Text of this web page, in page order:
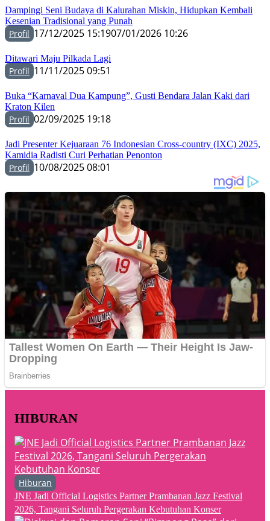
Dampingi Seni Budaya di Kalurahan Miskin, Hidupkan Kembali
Kesenian Tradisional yang Punah
Profil 17/12/2025 15:1907/01/2026 10:26
Ditawari Maju Pilkada Lagi
Profil 11/11/2025 09:51
Buka “Karnaval Dua Kampung”, Gusti Bendara Jalan Kaki dari
Kraton Kilen
Profil 02/09/2025 19:18
Jadi Presenter Kejuaraan 76 Indonesian Cross-country (IXC) 2025,
Kamidia Radisti Curi Perhatian Penonton
Profil 10/08/2025 08:01
HIBURAN
Hiburan
JNE Jadi Official Logistics Partner Prambanan Jazz Festival
2026, Tangani Seluruh Pergerakan Kebutuhan Konser